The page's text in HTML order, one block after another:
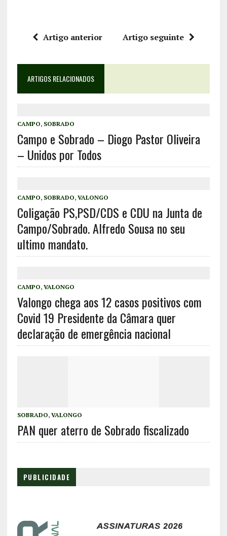
Artigo anterior Artigo seguinte
ARTIGOS RELACIONADOS
CAMPO, SOBRADO
Campo e Sobrado – Diogo Pastor Oliveira
– Unidos por Todos
CAMPO, SOBRADO, VALONGO
Coligação PS,PSD/CDS e CDU na Junta de
Campo/Sobrado. Alfredo Sousa no seu
ultimo mandato.
CAMPO, VALONGO
Valongo chega aos 12 casos positivos com
Covid 19 Presidente da Câmara quer
declaração de emergência nacional
SOBRADO, VALONGO
PAN quer aterro de Sobrado fiscalizado
PUBLICIDADE